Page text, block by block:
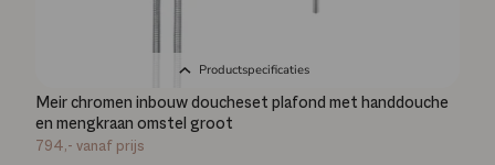
Productspecificaties
Meir chromen inbouw doucheset plafond met handdouche
en mengkraan omstel groot
794,- vanaf prijs